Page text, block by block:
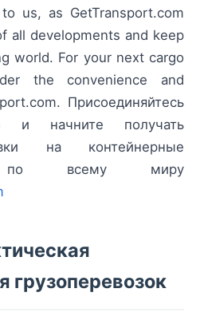
us, as GetTransport.com
all developments and keep
world. For your next cargo
the convenience and
Присоединяйтесь
и начните получать
на контейнерные
по всему миру
грузоперевозок